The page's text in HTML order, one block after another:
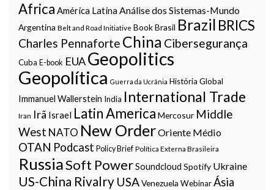
Africa América LatinaAnálise dos Sistemas-Mundo
Argentina Belt and Road Initiative BookBrasil Brazil BRICS
Charles Pennaforte China Cibersegurança
Cuba E-book EUAGeopolitics
Geopolítica Guerra da Ucrânia História Global
Immanuel Wallerstein India International Trade
Iran Irã Israel Latin America Mercosur Middle
West NATO New OrderOriente Médio
OTAN Podcast Policy Brief Política Externa Brasileira
RussiaSoft PowerSoundcloud Spotify Ukraine
US-China Rivalry USAVenezuela WebinarÁsia